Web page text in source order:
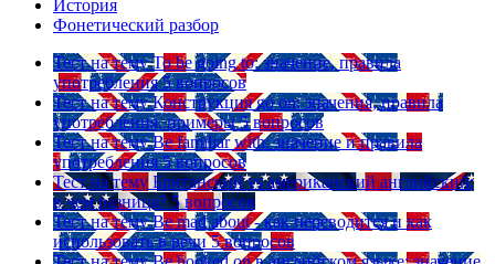
История
Фонетический разбор
Тест на тему To be going to: значение, правила
употребления 5 вопросов
Тест на тему Конструкция go on: значения, правила
употребления, примеры 5 вопросов
Тест на тему Be familiar with: значение и правила
употребления 5 вопросов
Тест на тему Британский vs американский английский:
в чем разница? 5 вопросов
Тест на тему Be mad about - как переводится и как
использовать в речи 5 вопросов